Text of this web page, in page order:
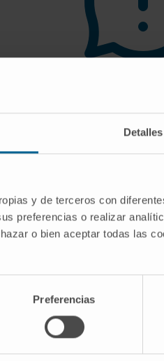
Detalles
y de terceros con
preferencias o realizar
o bien aceptar todas las
Preferencias
you are